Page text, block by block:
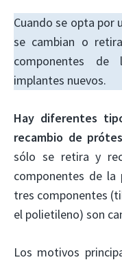
Cuando se opta por
se cambian o
componentes
implantes nuevos.
Hay diferentes
recambio de
sólo se retira y
componentes de la
tres componentes
el polietileno) son
Los motivos